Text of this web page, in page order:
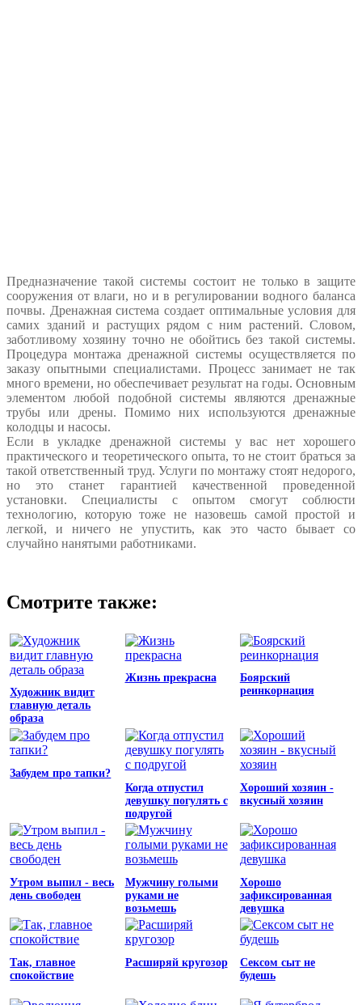
Предназначение такой системы состоит не только в защите
сооружения от влаги, но и в регулировании водного баланса
почвы. Дренажная система создает оптимальные условия для
самих зданий и растущих рядом с ним растений. Словом,
заботливому хозяину точно не обойтись без такой системы.
Процедура монтажа дренажной системы осуществляется по
заказу опытными специалистами. Процесс занимает не так
много времени, но обеспечивает результат на годы. Основным
элементом любой подобной системы являются дренажные
трубы или дрены. Помимо них используются дренажные
колодцы и насосы.
Если в укладке дренажной системы у вас нет хорошего
практического и теоретического опыта, то не стоит браться за
такой ответственный труд. Услуги по монтажу стоят недорого,
но это станет гарантией качественной проведенной
установки. Специалисты с опытом смогут соблюсти
технологию, которую тоже не назовешь самой простой и
легкой, и ничего не упустить, как это часто бывает со
случайно нанятыми работниками.
Смотрите также:
Художник видит
главную деталь
образа
Жизнь прекрасна
Боярский
реинкорнация
Забудем про тапки?
Когда отпустил
девушку погулять с
подругой
Хороший хозяин -
вкусный хозяин
Утром выпил - весь
день свободен
Мужчину голыми
руками не
возьмешь
Хорошо
зафиксированная
девушка
Так, главное
спокойствие
Расширяй кругозор
Сексом сыт не
будешь